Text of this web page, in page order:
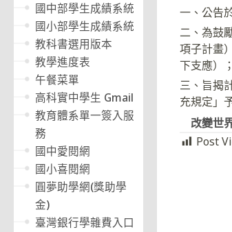
一、公告
二、為鼓
項子計畫
下支應）
三、旨揭
充規定」
改變世
Post
國中部學生成績系統
國小部學生成績系統
教科書選用版本
教學進度表
午餐菜單
高科實中學生 Gmail
教育體系單一簽入服
務
國中愛閱網
國小喜閱網
圓夢助學網(獎助學
金)
臺灣銀行學雜費入口